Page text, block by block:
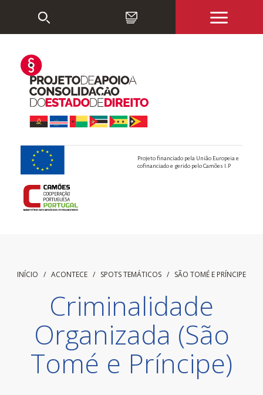
Projeto financiado pela União Europeia e
cofinanciado e gerido pelo Camões I.P
INÍCIO / ACONTECE / SPOTS TEMÁTICOS / SÃO TOMÉ E PRÍNCIPE
Criminalidade
Organizada (São
Tomé e Príncipe)